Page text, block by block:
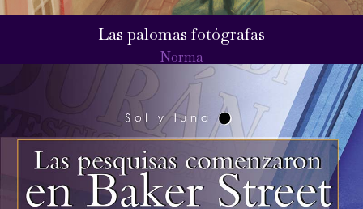
Las palomas fotógrafas
Norma